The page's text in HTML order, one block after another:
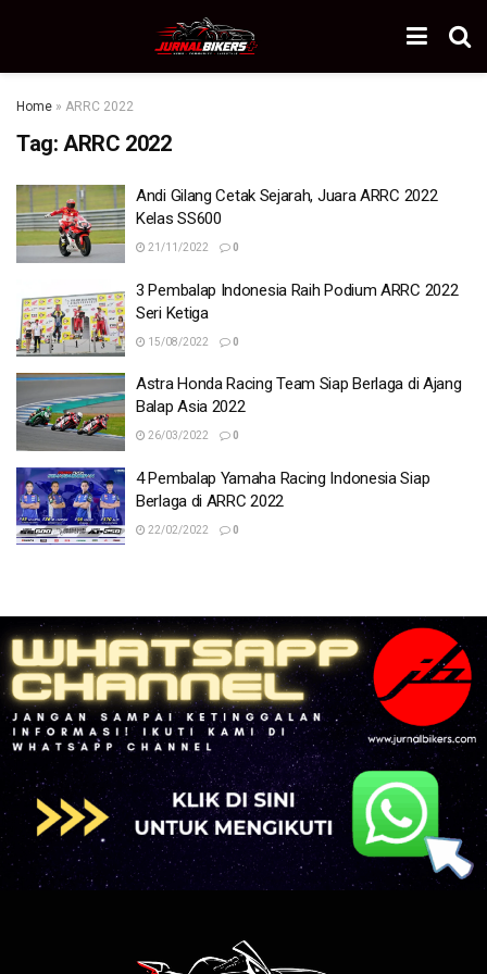
Home » ARRC 2022
Tag: ARRC 2022
Andi Gilang Cetak Sejarah, Juara ARRC 2022
Kelas SS600
21/11/2022 0
3 Pembalap Indonesia Raih Podium ARRC 2022
Seri Ketiga
15/08/2022 0
Astra Honda Racing Team Siap Berlaga di Ajang
Balap Asia 2022
26/03/2022 0
4 Pembalap Yamaha Racing Indonesia Siap
Berlaga di ARRC 2022
22/02/2022 0